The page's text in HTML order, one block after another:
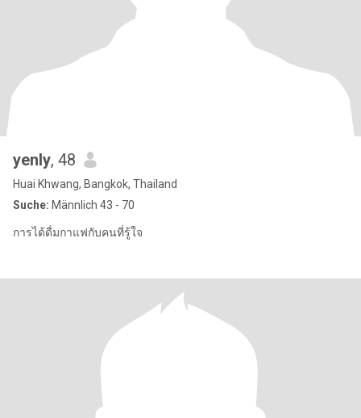
yenly, 48
Huai Khwang, Bangkok, Thailand
Suche: Männlich 43 - 70
การได้ดื่มกาแฟกับคนที่รู้ใจ